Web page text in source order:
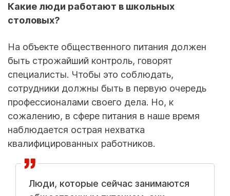
Какие люди работают в школьных
столовых?
На объекте общественного питания должен
быть строжайший контроль, говорят
специалисты. Чтобы это соблюдать,
сотрудники должны быть в первую очередь
профессионалами своего дела. Но, к
сожалению, в сфере питания в наше время
наблюдается острая нехватка
квалифицированных работников.
Люди, которые сейчас занимаются